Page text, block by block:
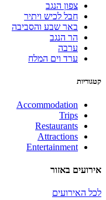
צפון הנגב
חבל לכיש ויתיר
באר שבע והסביבה
הר הנגב
ערבה
ערד וים המלח
קטגוריות
Accommodation
Trips
Restaurants
Attractions
Entertainment
אירועים באזור
לכל האירועים